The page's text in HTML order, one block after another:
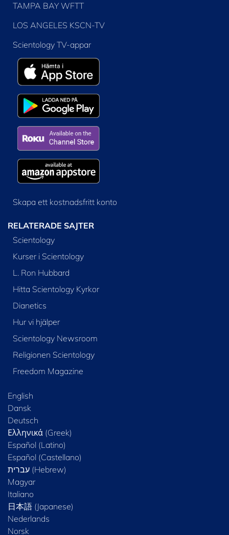
TAMPA BAY WFTT
LOS ANGELES KSCN-TV
Scientology TV-appar
Skapa ett kostnadsfritt konto
RELATERADE SAJTER
Scientology
Kurser i Scientology
L. Ron Hubbard
Hitta Scientology Kyrkor
Dianetics
Hur vi hjälper
Scientology Newsroom
Religionen Scientology
Freedom Magazine
English
Dansk
Deutsch
Ελληνικά (Greek)
Español (Latino)
Español (Castellano)
Magyar
Italiano
日本語 (Japanese)
Nederlands
Norsk